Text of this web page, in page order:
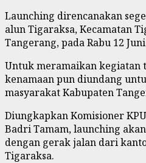
Launching direncanakan
alun Tigaraksa, Kecamatan
Tangerang, pada Rabu 12
Untuk meramaikan kegiatan
kenamaan pun diundang
masyarakat Kabupaten
Diungkapkan Komisioner
Badri Tamam, launching
dengan gerak jalan dari
Tigaraksa.